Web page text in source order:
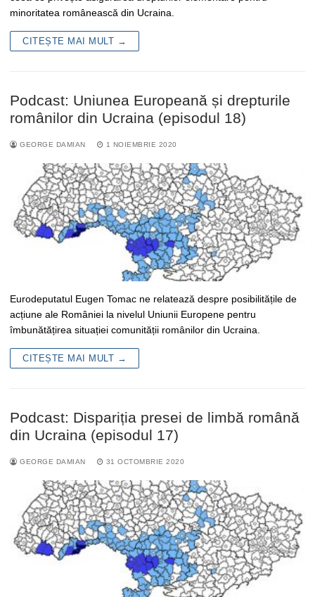
minoritatea românească din Ucraina.
CITEȘTE MAI MULT →
Podcast: Uniunea Europeană și drepturile
românilor din Ucraina (episodul 18)
GEORGE DAMIAN 1 NOIEMBRIE 2020
Eurodeputatul Eugen Tomac ne relatează despre posibilitățile de
acțiune ale României la nivelul Uniunii Europene pentru
îmbunătățirea situației comunității românilor din Ucraina.
CITEȘTE MAI MULT →
Podcast: Dispariția presei de limbă română
din Ucraina (episodul 17)
GEORGE DAMIAN 31 OCTOMBRIE 2020